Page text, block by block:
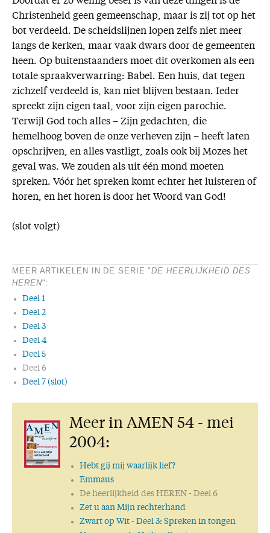
Christenheid geen gemeenschap, maar is zij tot op het
bot verdeeld. De scheidslijnen lopen zelfs niet meer
langs de kerken, maar vaak dwars door de gemeenten
heen. Op buitenstaanders moet dit overkomen als een
totale spraakverwarring: Babel. Een huis, dat tegen
zichzelf verdeeld is, kan niet blijven bestaan. Ieder
spreekt zijn eigen taal, voor zijn eigen parochie.
Terwijl God toch alles – Zijn gedachten, die
hemelhoog boven de onze verheven zijn – heeft laten
opschrijven, en alles vastligt, zoals ook bij Mozes het
geval was. We zouden als uit één mond moeten
spreken. Vóór het spreken komt echter het luisteren of
horen, en het horen is door het Woord van God!
(slot volgt)
MEER ARTIKELEN IN DE SERIE "DE HEERLIJKHEID DES
HEREN":
Deel 1
Deel 2
Deel 3
Deel 4
Deel 5
Deel 6
Deel 7 (slot)
Meer in AMEN 54 - mei
2004:
Hebt gij mij waarlijk lief?
Emmaus
De heerlijkheid des HEREN- Deel 6
Zet u aan Mijn rechterhand
Zwart op Wit- Deel 3: Spreken in tongen